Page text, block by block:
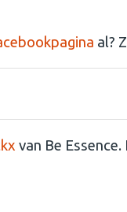
al?
van Be